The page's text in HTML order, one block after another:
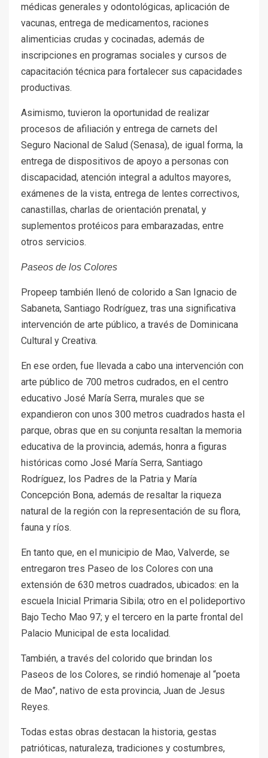
médicas generales y odontológicas, aplicación de
vacunas, entrega de medicamentos, raciones
alimenticias crudas y cocinadas, además de
inscripciones en programas sociales y cursos de
capacitación técnica para fortalecer sus capacidades
productivas.
Asimismo, tuvieron la oportunidad de realizar
procesos de afiliación y entrega de carnets del
Seguro Nacional de Salud (Senasa), de igual forma, la
entrega de dispositivos de apoyo a personas con
discapacidad, atención integral a adultos mayores,
exámenes de la vista, entrega de lentes correctivos,
canastillas, charlas de orientación prenatal, y
suplementos protéicos para embarazadas, entre
otros servicios.
Paseos de los Colores
Propeep también llenó de colorido a San Ignacio de
Sabaneta, Santiago Rodríguez, tras una significativa
intervención de arte público, a través de Dominicana
Cultural y Creativa.
En ese orden, fue llevada a cabo una intervención con
arte público de 700 metros cudrados, en el centro
educativo José María Serra, murales que se
expandieron con unos 300 metros cuadrados hasta el
parque, obras que en su conjunta resaltan la memoria
educativa de la provincia, además, honra a figuras
históricas como José María Serra, Santiago
Rodríguez, los Padres de la Patria y María
Concepción Bona, además de resaltar la riqueza
natural de la región con la representación de su flora,
fauna y ríos.
En tanto que, en el municipio de Mao, Valverde, se
entregaron tres Paseo de los Colores con una
extensión de 630 metros cuadrados, ubicados: en la
escuela Inicial Primaria Sibila; otro en el polideportivo
Bajo Techo Mao 97; y el tercero en la parte frontal del
Palacio Municipal de esta localidad.
También, a través del colorido que brindan los
Paseos de los Colores, se rindió homenaje al “poeta
de Mao”, nativo de esta provincia, Juan de Jesus
Reyes.
Todas estas obras destacan la historia, gestas
patrióticas, naturaleza, tradiciones y costumbres,